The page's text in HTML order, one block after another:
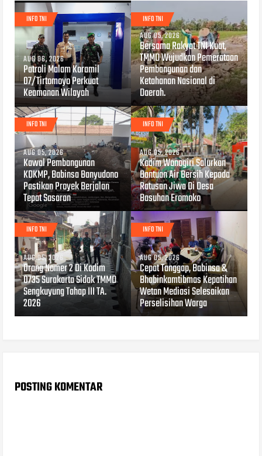
INFO TNI
AUG 06, 2026
Patroli Malam Koramil
07/Tirtomoyo Perkuat
Keamanan Wilayah
INFO TNI
AUG 05, 2026
Bersama Rakyat TNI Kuat,
TMMD Wujudkan Pemerataan
Pembangunan dan
Ketahanan Nasional di
Daerah.
INFO TNI
AUG 05, 2026
Kawal Pembangunan
KDKMP, Babinsa Banyudono
Pastikan Proyek Berjalan
Tepat Sasaran
INFO TNI
AUG 05, 2026
Kodim Wonogiri Salurkan
Bantuan Air Bersih Kepada
Ratusan Jiwa Di Desa
Basuhan Eromoko
INFO TNI
AUG 05, 2026
Orang Nomer 2 Di Kodim
0735 Surakarta Sidak TMMD
Sengkuyung Tahap III TA.
2026
INFO TNI
AUG 05, 2026
Cepat Tanggap, Babinsa &
Bhabinkamtibmas Kepatihan
Wetan Mediasi Selesaikan
Perselisihan Warga
POSTING KOMENTAR